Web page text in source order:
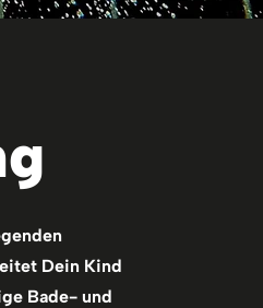
Dein Kind
Bade- und